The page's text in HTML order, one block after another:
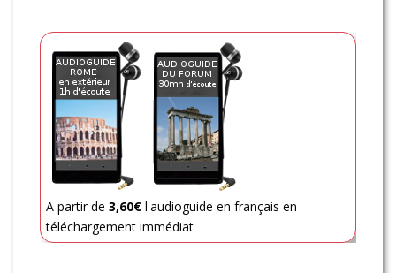
A partir de 3,60€ l'audioguide en français en
téléchargement immédiat